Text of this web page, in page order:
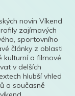
novin Víkend
zajímavých
sportovního
články z oblasti
kulturní a filmové
v delších
hlubší vhled
a současně